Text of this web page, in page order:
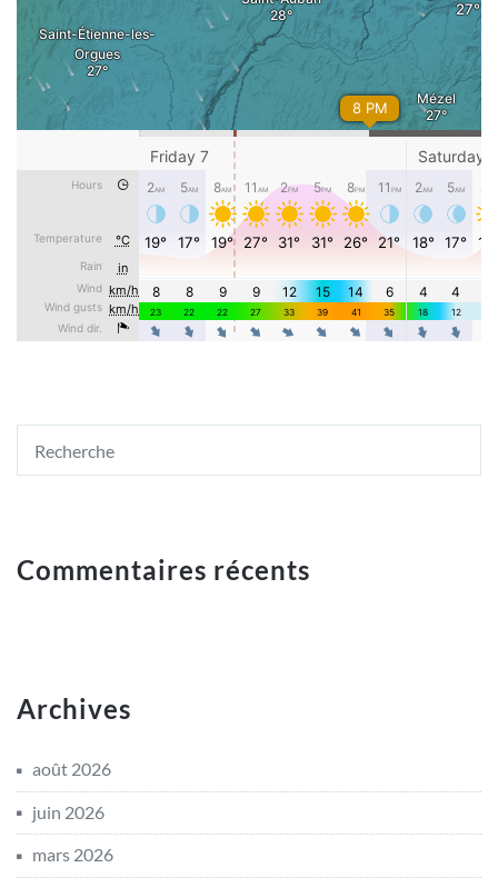
Commentaires récents
Archives
août 2026
juin 2026
mars 2026